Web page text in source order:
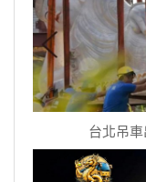
台北吊